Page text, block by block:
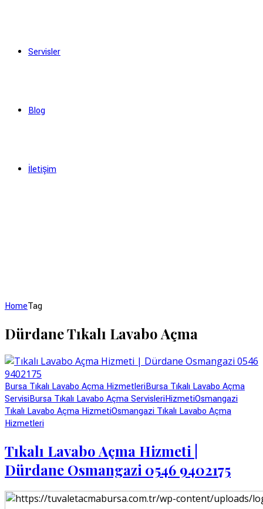
Servisler
Blog
İletişim
HomeTag
Dürdane Tıkalı Lavabo Açma
Bursa Tıkalı Lavabo Açma HizmetleriBursa Tıkalı Lavabo Açma
ServisiBursa Tıkalı Lavabo Açma ServisleriHizmetiOsmangazi
Tıkalı Lavabo Açma HizmetiOsmangazi Tıkalı Lavabo Açma
Hizmetleri
Tıkalı Lavabo Açma Hizmeti |
Dürdane Osmangazi 0546 9402175